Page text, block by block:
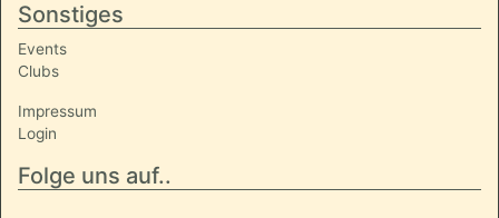
Sonstiges
Events
Clubs
Impressum
Login
Folge uns auf..